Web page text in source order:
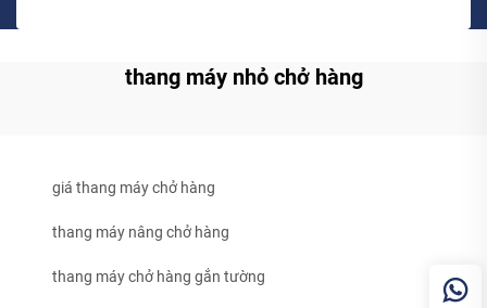
thang máy nhỏ chở hàng
giá thang máy chở hàng
thang máy nâng chở hàng
thang máy chở hàng gắn tường